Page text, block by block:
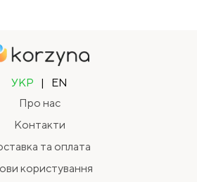
УКР |
EN
Про нас
Контакти
та оплата
користування